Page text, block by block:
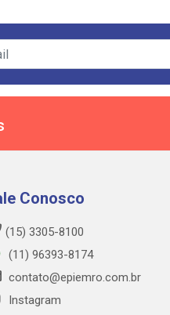
Conosco
(15) 3305-8100
(11) 96393-8174
contato@epiemro.com.br
Instagram